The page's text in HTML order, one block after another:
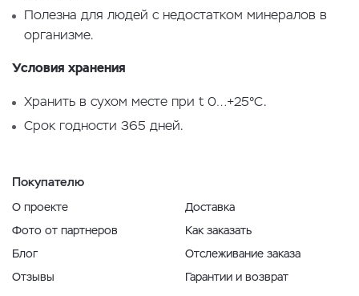
Полезна для людей с недостатком минералов в
организме.
Условия хранения
Хранить в сухом месте при t 0…+25°С.
Срок годности 365 дней.
Покупателю
О проекте
Фото от партнеров
Блог
Отзывы
Доставка
Как заказать
Отслеживание заказа
Гарантии и возврат